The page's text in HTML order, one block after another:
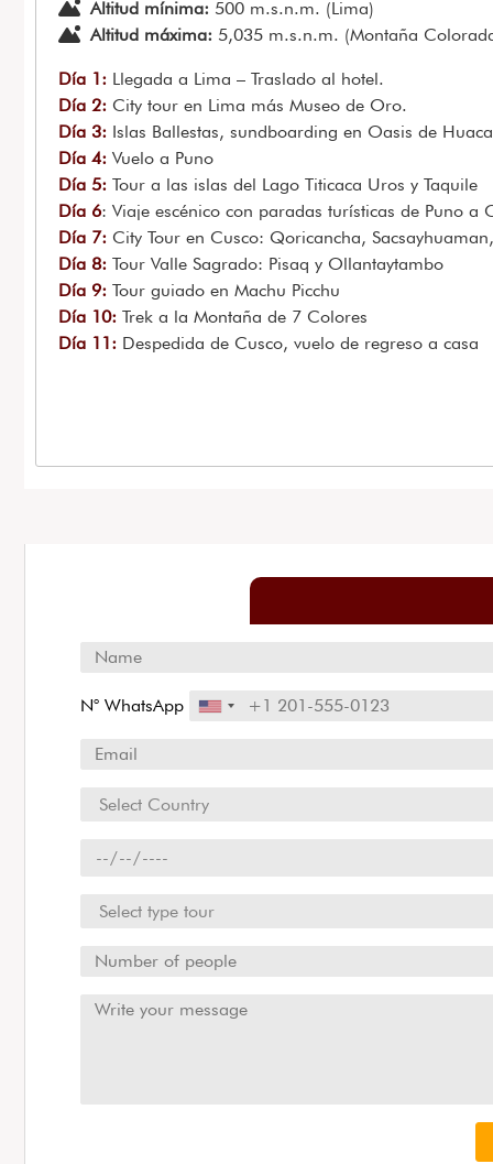
Altitud mínima: 500 m.s.n.m. (Lima)
Altitud máxima: 5,035 m.s.n.m. (Montaña
Día 1: Llegada a Lima – Traslado al hotel.
Día 2: City tour en Lima más Museo de Oro.
Día 3: Islas Ballestas, sundboarding en Oasis de
Día 4: Vuelo a Puno
Día 5: Tour a las islas del Lago Titicaca Uros y Taquile
Día 6: Viaje escénico con paradas turísticas de Puno a
Día 7: City Tour en Cusco: Qoricancha,
Día 8: Tour Valle Sagrado: Pisaq y Ollantaytambo
Día 9: Tour guiado en Machu Picchu
Día 10: Trek a la Montaña de 7 Colores
Día 11: Despedida de Cusco, vuelo de regreso a casa
N° WhatsApp